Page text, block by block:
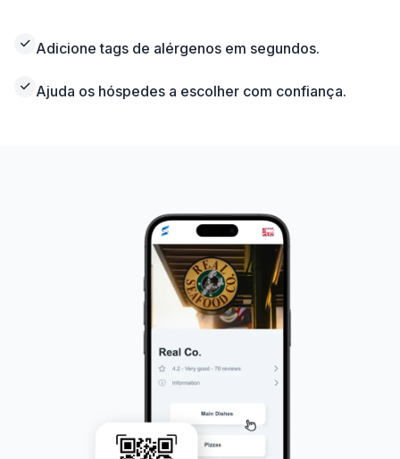
Adicione tags de alérgenos em segundos.
Ajuda os hóspedes a escolher com confiança.